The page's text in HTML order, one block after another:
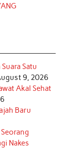
Satu
9, 2026
Akal Sehat
Baru
Nakes